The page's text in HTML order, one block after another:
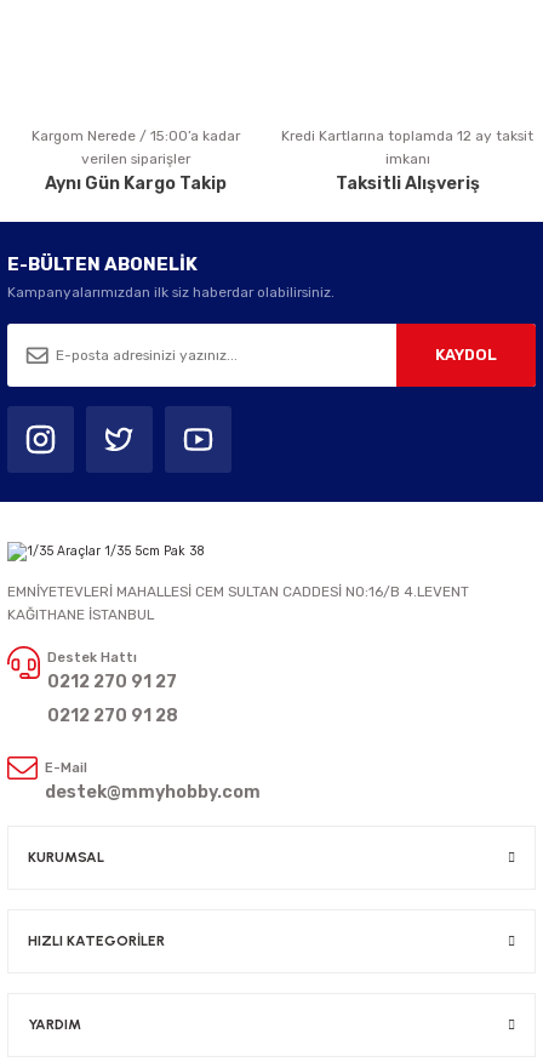
Gönder
Kargom Nerede / 15:00’a kadar
verilen siparişler
Aynı Gün Kargo Takip
Kredi Kartlarına toplamda 12 ay taksit
imkanı
Taksitli Alışveriş
E-BÜLTEN ABONELİK
Kampanyalarımızdan ilk siz haberdar olabilirsiniz.
KAYDOL
EMNİYETEVLERİ MAHALLESİ CEM SULTAN CADDESİ NO:16/B 4.LEVENT
KAĞITHANE İSTANBUL
Destek Hattı
0212 270 91 27
0212 270 91 28
E-Mail
destek@mmyhobby.com
KURUMSAL
HIZLI KATEGORİLER
YARDIM